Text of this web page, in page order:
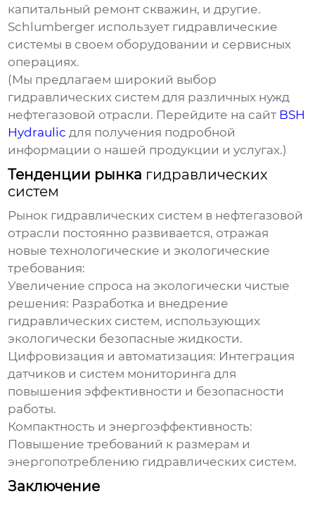
капитальный ремонт скважин, и другие.
Schlumberger использует гидравлические
системы в своем оборудовании и сервисных
операциях.
(Мы предлагаем широкий выбор
гидравлических систем для различных нужд
нефтегазовой отрасли. Перейдите на сайт BSH
Hydraulic для получения подробной
информации о нашей продукции и услугах.)
Тенденции рынка гидравлических
систем
Рынок гидравлических систем в нефтегазовой
отрасли постоянно развивается, отражая
новые технологические и экологические
требования:
Увеличение спроса на экологически чистые
решения: Разработка и внедрение
гидравлических систем, использующих
экологически безопасные жидкости.
Цифровизация и автоматизация: Интеграция
датчиков и систем мониторинга для
повышения эффективности и безопасности
работы.
Компактность и энергоэффективность:
Повышение требований к размерам и
энергопотреблению гидравлических систем.
Заключение